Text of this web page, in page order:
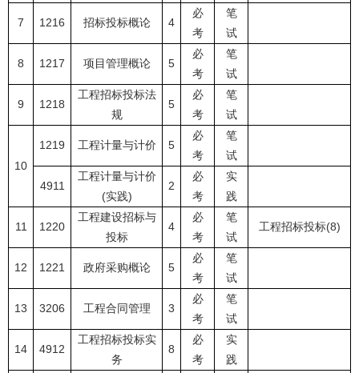
7 1216 招标投标概论 4
必
考
笔
试
8 1217 项目管理概论 5
必
考
笔
试
9 1218
工程招标投标法
规
5
必
考
笔
试
10
1219 工程计量与计价 5
必
考
笔
试
4911
工程计量与计价
(实践)
2
必
考
实
践
11 1220
工程建设招标与
投标
4
必
考
笔
试
工程招标投标(8)
12 1221 政府采购概论 5
必
考
笔
试
13 3206 工程合同管理 3
必
考
笔
试
14 4912
工程招标投标实
务
8
必
考
实
践